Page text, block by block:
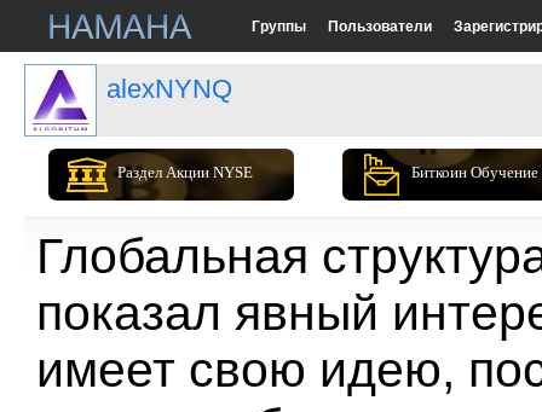
Группы Пользователи
alexNYNQ
Раздел Акции NYSE Биткоин Обучение
Глобальная
показал явный
имеет свою идею,